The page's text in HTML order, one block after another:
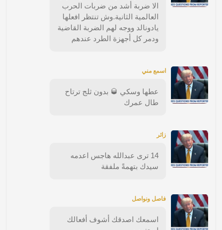
الا ضربة أشد من ضربات الحرب
العالمية الثانية.وش تنتظر افعلها
يادونالد ووجه لهم الضربة القاضية
ودمر كل أجهزة الطرد عندهم
اسمع مني
عطها وسكي 🥃 بدون ثلج ترتاح
طال عمرك
زائر
14 ترى عبدالله هاجس اعدمه
سيدك بتهمةً ملفقة
فاصل ونواصل
اسمعك اصدقك أشوف أفعالك